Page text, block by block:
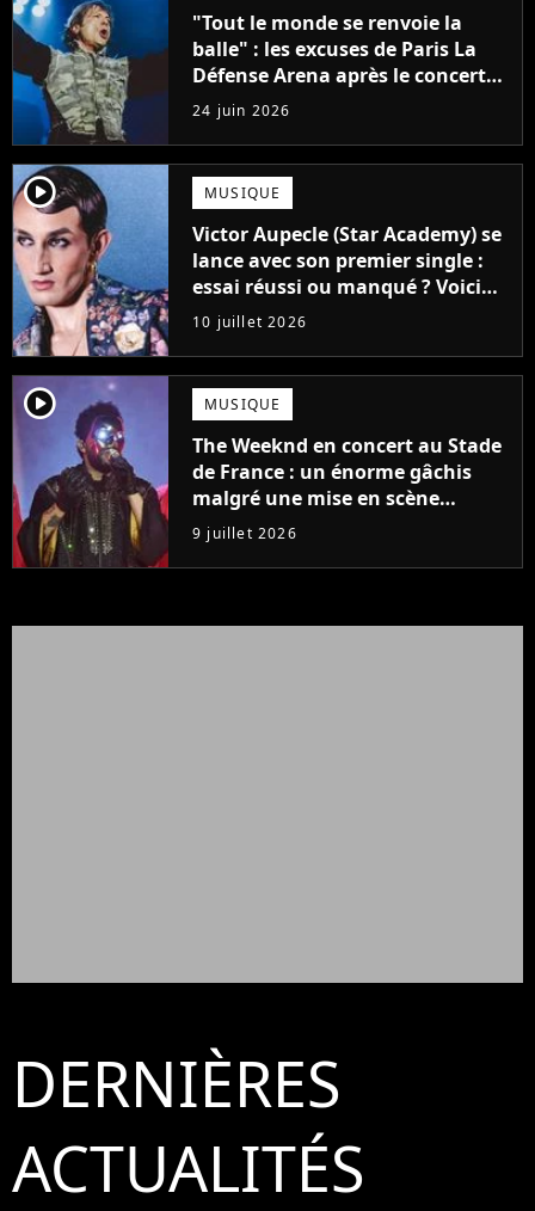
"Tout le monde se renvoie la
balle" : les excuses de Paris La
Défense Arena après le concert
interrompu d'Iron Maiden ne
passent pas
24 juin 2026
player2 MUSIQUE
Victor Aupecle (Star Academy) se
lance avec son premier single :
essai réussi ou manqué ? Voici
notre avis !
10 juillet 2026
player2 MUSIQUE
The Weeknd en concert au Stade
de France : un énorme gâchis
malgré une mise en scène
colossale
9 juillet 2026
DERNIÈRES
ACTUALITÉS